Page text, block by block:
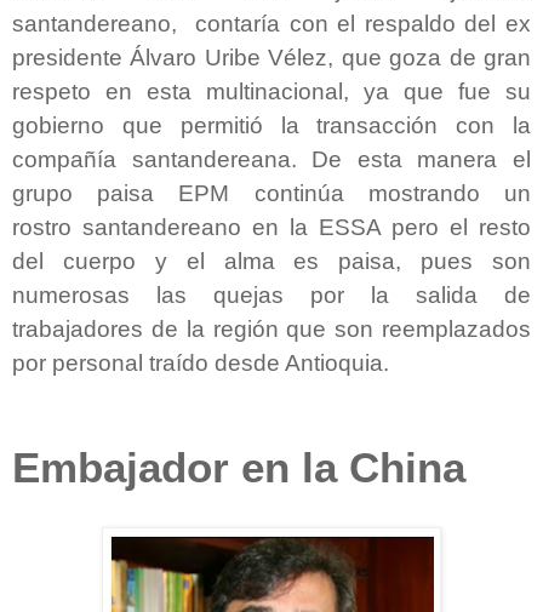
santandereano, contaría con el respaldo del ex
presidente Álvaro Uribe Vélez, que goza de gran
respeto en esta multinacional, ya que fue su
gobierno que permitió la transacción con la
compañía santandereana. De esta manera el
grupo paisa EPM continúa mostrando un
rostro santandereano en la ESSA pero el resto
del cuerpo y el alma es paisa, pues son
numerosas las quejas por la salida de
trabajadores de la región que son reemplazados
por personal traído desde Antioquia.
Embajador en la China